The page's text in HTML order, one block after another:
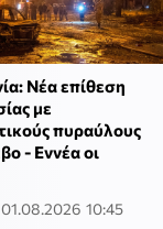
Νέα επίθεση
με
πυραύλους
- Εννέα οι
01.08.2026 10:45